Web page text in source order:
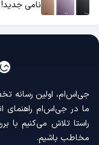
نامی جدید!
جی‌اس‌ام، اولین رسانه‌
ما در جی‌اس‌ام راهنمای
راستا تلاش می‌کنیم با
مخاطب باشیم.